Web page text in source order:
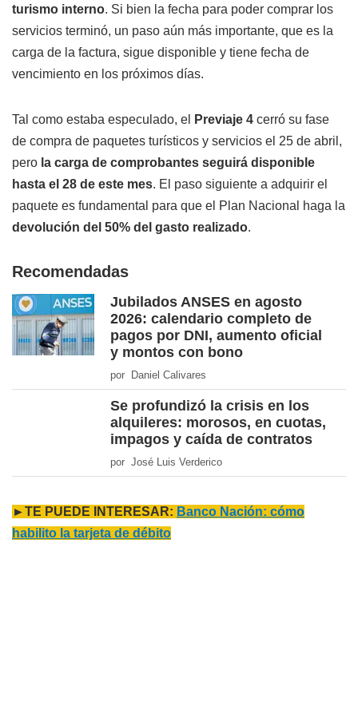
turismo interno. Si bien la fecha para poder comprar los
servicios terminó, un paso aún más importante, que es la
carga de la factura, sigue disponible y tiene fecha de
vencimiento en los próximos días.
Tal como estaba especulado, el Previaje 4 cerró su fase
de compra de paquetes turísticos y servicios el 25 de abril,
pero la carga de comprobantes seguirá disponible
hasta el 28 de este mes. El paso siguiente a adquirir el
paquete es fundamental para que el Plan Nacional haga la
devolución del 50% del gasto realizado.
Recomendadas
Jubilados ANSES en agosto
2026: calendario completo de
pagos por DNI, aumento oficial
y montos con bono
por Daniel Calivares
Se profundizó la crisis en los
alquileres: morosos, en cuotas,
impagos y caída de contratos
por José Luis Verderico
►TE PUEDE INTERESAR: Banco Nación: cómo
habilito la tarjeta de débito